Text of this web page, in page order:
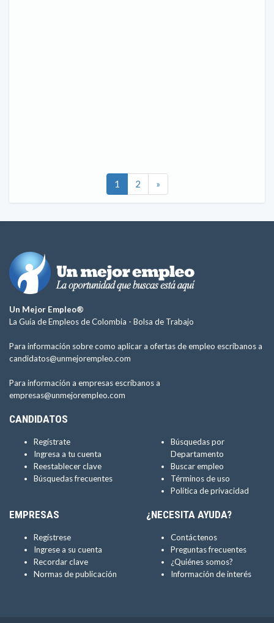
1 2 »
Un Mejor Empleo®
La Guía de Empleos de Colombia - Bolsa de Trabajo
Para información sobre como aplicar a ofertas de empleo escríbanos a
candidatos@unmejorempleo.com
Para información a empresas escríbanos a
empresas@unmejorempleo.com
CANDIDATOS
Regístrate
Ingresa a tu cuenta
Reestablecer clave
Búsquedas frecuentes
Búsquedas por
Departamento
Buscar empleo
Términos de uso
Política de privacidad
EMPRESAS
Regístrese
Ingrese a su cuenta
Recordar clave
Normas de publicación
¿NECESITA AYUDA?
Contáctenos
Preguntas frecuentes
¿Quiénes somos?
Información de interés